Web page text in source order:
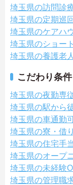
埼玉県の訪問診
埼玉県の定期巡
埼玉県のケアハ
埼玉県のショー
埼玉県の養護老
こだわり条件
埼玉県の夜勤専
埼玉県の駅から
埼玉県の車通勤
埼玉県の寮・借
埼玉県の住宅手
埼玉県のオープ
埼玉県の未経験
埼玉県の管理職